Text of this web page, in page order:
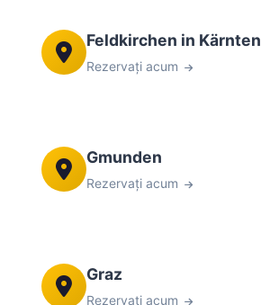
Feldkirchen in Kärnten
Rezervați acum
Gmunden
Rezervați acum
Graz
Rezervați acum